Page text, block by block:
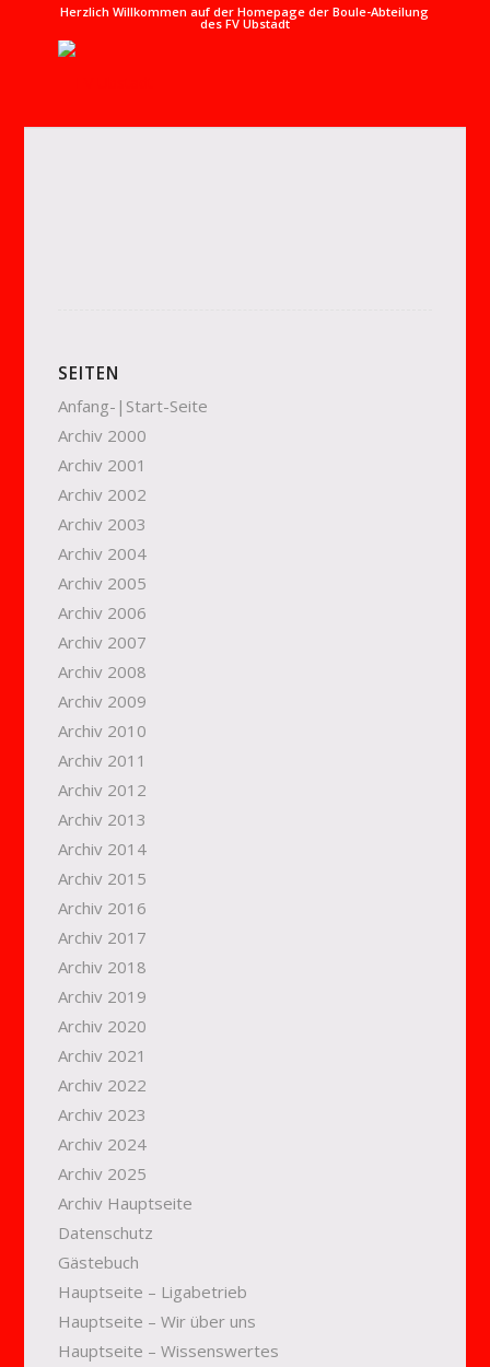
Herzlich Willkommen auf der Homepage der Boule-Abteilung
des FV Ubstadt
SEITEN
Anfang-|Start-Seite
Archiv 2000
Archiv 2001
Archiv 2002
Archiv 2003
Archiv 2004
Archiv 2005
Archiv 2006
Archiv 2007
Archiv 2008
Archiv 2009
Archiv 2010
Archiv 2011
Archiv 2012
Archiv 2013
Archiv 2014
Archiv 2015
Archiv 2016
Archiv 2017
Archiv 2018
Archiv 2019
Archiv 2020
Archiv 2021
Archiv 2022
Archiv 2023
Archiv 2024
Archiv 2025
Archiv Hauptseite
Datenschutz
Gästebuch
Hauptseite – Ligabetrieb
Hauptseite – Wir über uns
Hauptseite – Wissenswertes